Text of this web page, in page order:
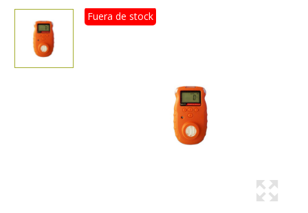
Fuera de stock